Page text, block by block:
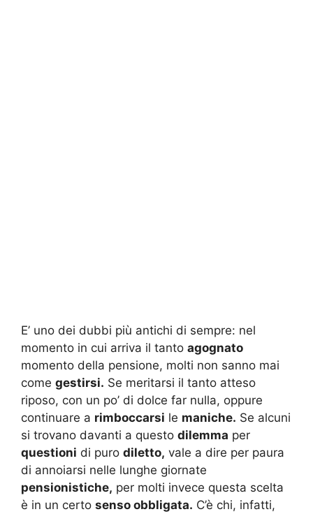
E’ uno dei dubbi più antichi di sempre: nel
momento in cui arriva il tanto agognato
momento della pensione, molti non sanno mai
come gestirsi. Se meritarsi il tanto atteso
riposo, con un po’ di dolce far nulla, oppure
continuare a rimboccarsi le maniche. Se alcuni
si trovano davanti a questo dilemma per
questioni di puro diletto, vale a dire per paura
di annoiarsi nelle lunghe giornate
pensionistiche, per molti invece questa scelta
è in un certo senso obbligata. C’è chi, infatti,